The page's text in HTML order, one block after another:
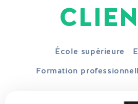
École supérieure
Formation